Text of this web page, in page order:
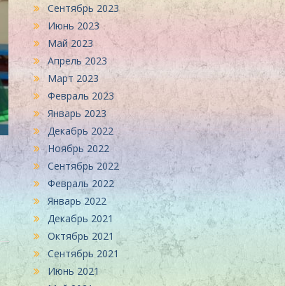
Сентябрь 2023
Июнь 2023
Май 2023
Апрель 2023
Март 2023
Февраль 2023
Январь 2023
Декабрь 2022
Ноябрь 2022
Сентябрь 2022
Февраль 2022
Январь 2022
Декабрь 2021
Октябрь 2021
Сентябрь 2021
Июнь 2021